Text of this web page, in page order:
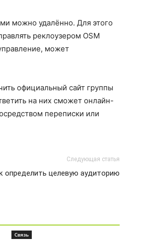
можно удалённо. Для этого
реклоузером OSM
может
официальный сайт группы
на них сможет онлайн-
переписки или
Следующая статья
определить целевую аудиторию
Связь